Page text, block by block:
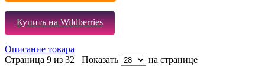
Купить на Wildberries
Описание товара
Страница 9 из 32
Показать на странице